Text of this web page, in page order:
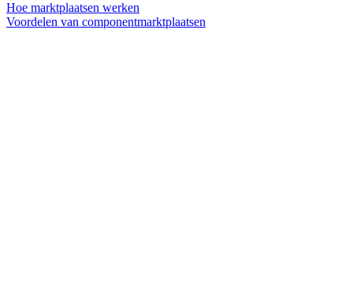
Hoe marktplaatsen werken
Voordelen van componentmarktplaatsen